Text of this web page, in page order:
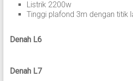
Listrik 2200w
Tinggi plafond 3m dengan titik
Denah L6
Denah L7